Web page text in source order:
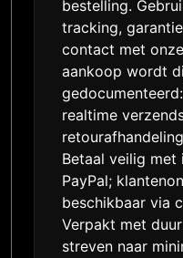
bestelling.
tracking,
contact met
aankoop wordt
realtime
Betaal veilig
PayPal;
beschikbaar via
Verpakt met
streven naar